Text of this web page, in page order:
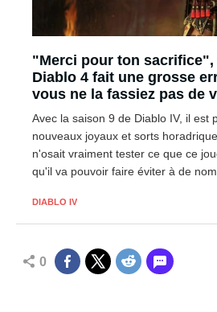
"Merci pour ton sacrifice",
Diablo 4 fait une grosse
vous ne la fassiez pas de
Avec la saison 9 de Diablo IV, il est
nouveaux joyaux et sorts
n'osait vraiment tester ce que ce
qu'il va pouvoir faire éviter à de
DIABLO IV
0